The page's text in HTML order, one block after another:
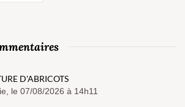
D'ABRICOTS
le 07/08/2026 à 14h11